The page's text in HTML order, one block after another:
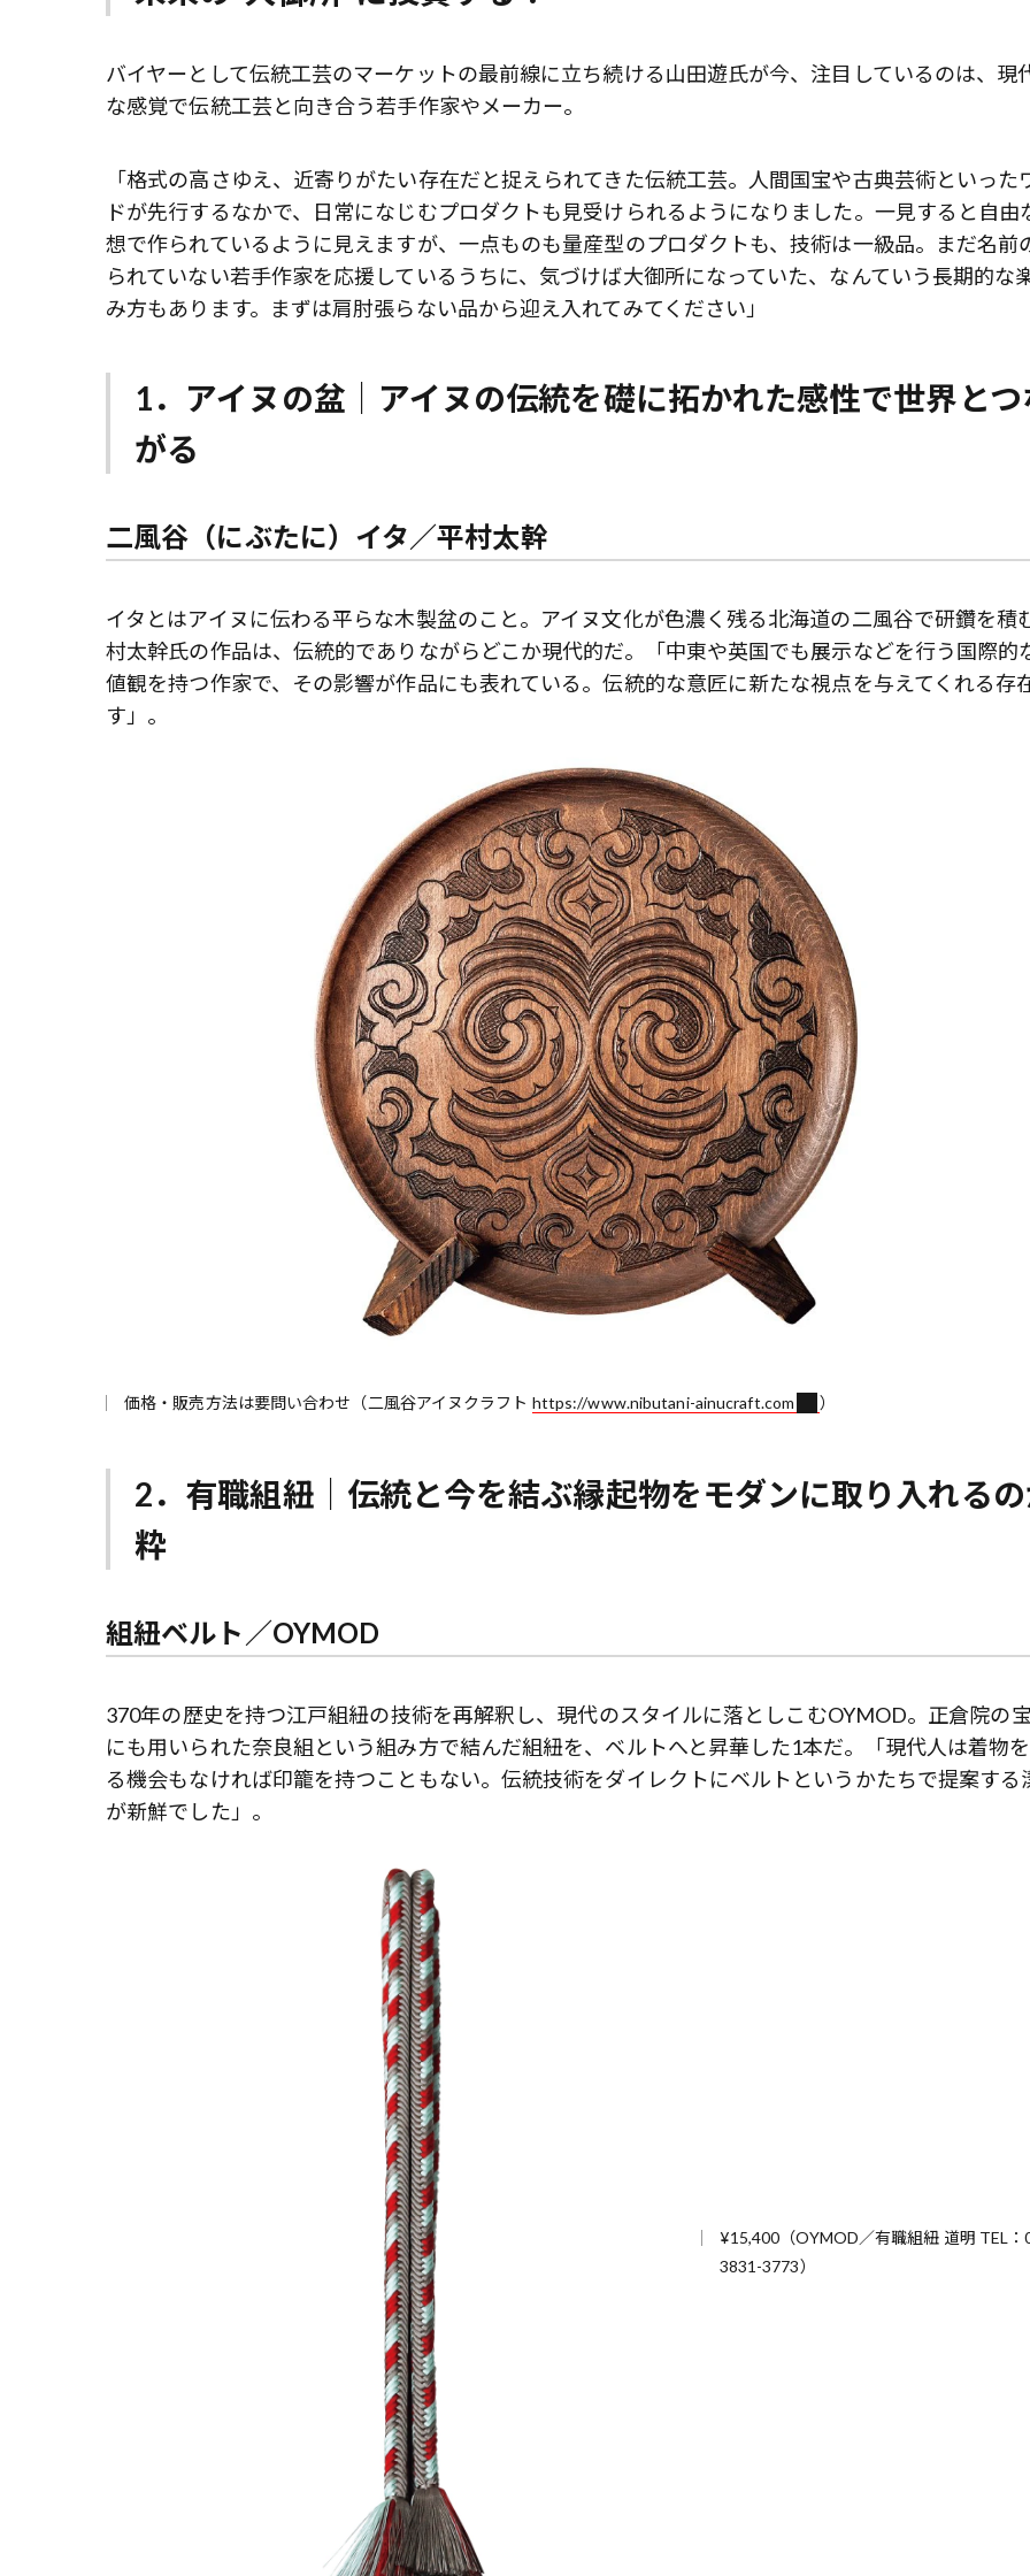
バイヤーとして伝統工芸のマーケットの最前線に立ち続ける山田遊氏が今、注目しているのは、現
な感覚で伝統工芸と向き合う若手作家やメーカー。
「格式の高さゆえ、近寄りがたい存在だと捉えられてきた伝統工芸。人間国宝や古典芸術といった
ドが先行するなかで、日常になじむプロダクトも見受けられるようになりました。一見すると自由
想で作られているように見えますが、一点ものも量産型のプロダクトも、技術は一級品。まだ名前
られていない若手作家を応援しているうちに、気づけば大御所になっていた、なんていう長期的な
み方もあります。まずは肩肘張らない品から迎え入れてみてください」
1．アイヌの盆｜アイヌの伝統を礎に拓かれた感性で世界とつ
がる
二風谷（にぶたに）イタ／平村太幹
イタとはアイヌに伝わる平らな木製盆のこと。アイヌ文化が色濃く残る北海道の二風谷で研鑽を積
村太幹氏の作品は、伝統的でありながらどこか現代的だ。「中東や英国でも展示などを行う国際的
値観を持つ作家で、その影響が作品にも表れている。伝統的な意匠に新たな視点を与えてくれる存
す」。
価格・販売方法は要問い合わせ（二風谷アイヌクラフト https://www.nibutani-ainucraft.com ）
2．有職組紐｜伝統と今を結ぶ縁起物をモダンに取り入れる
粋
組紐ベルト／OYMOD
370年の歴史を持つ江戸組紐の技術を再解釈し、現代のスタイルに落としこむOYMOD。正倉院の
にも用いられた奈良組という組み方で結んだ組紐を、ベルトへと昇華した1本だ。「現代人は着物
る機会もなければ印籠を持つこともない。伝統技術をダイレクトにベルトというかたちで提案する
が新鮮でした」。
¥15,400（OYMOD／有職組紐 道明 TEL：
3831-3773）